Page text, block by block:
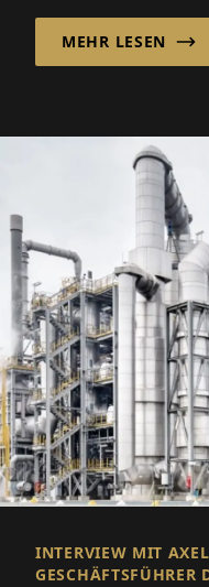
MEHR LESEN
INTERVIEW MIT
GESCHÄFTSFÜHRER